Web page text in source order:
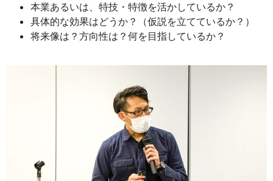
本業あるいは、特技・特徴を活かしているか？
具体的な効果はどうか？（仮説を立てているか？）
将来像は？方向性は？何を目指しているか？